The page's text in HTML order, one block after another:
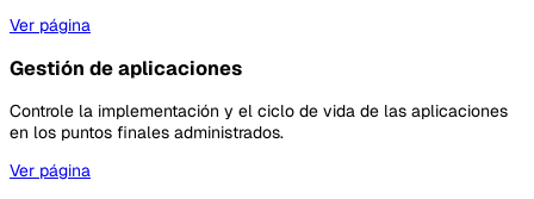
Ver página
Gestión de aplicaciones
Controle la implementación y el ciclo de vida de las aplicaciones
en los puntos finales administrados.
Ver página